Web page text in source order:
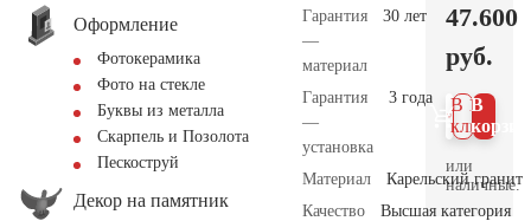
Оформление
Фотокерамика
Фото на стекле
Буквы из металла
Скарпель и Позолота
Пескоструй
Декор на памятник
Гарантия
—
материал
30 лет
Гарантия
—
установка
3 года
Материал
Карельский гранит
Качество
Высшая категория
47.600
руб.
В
В 1
клик
или
наличные.